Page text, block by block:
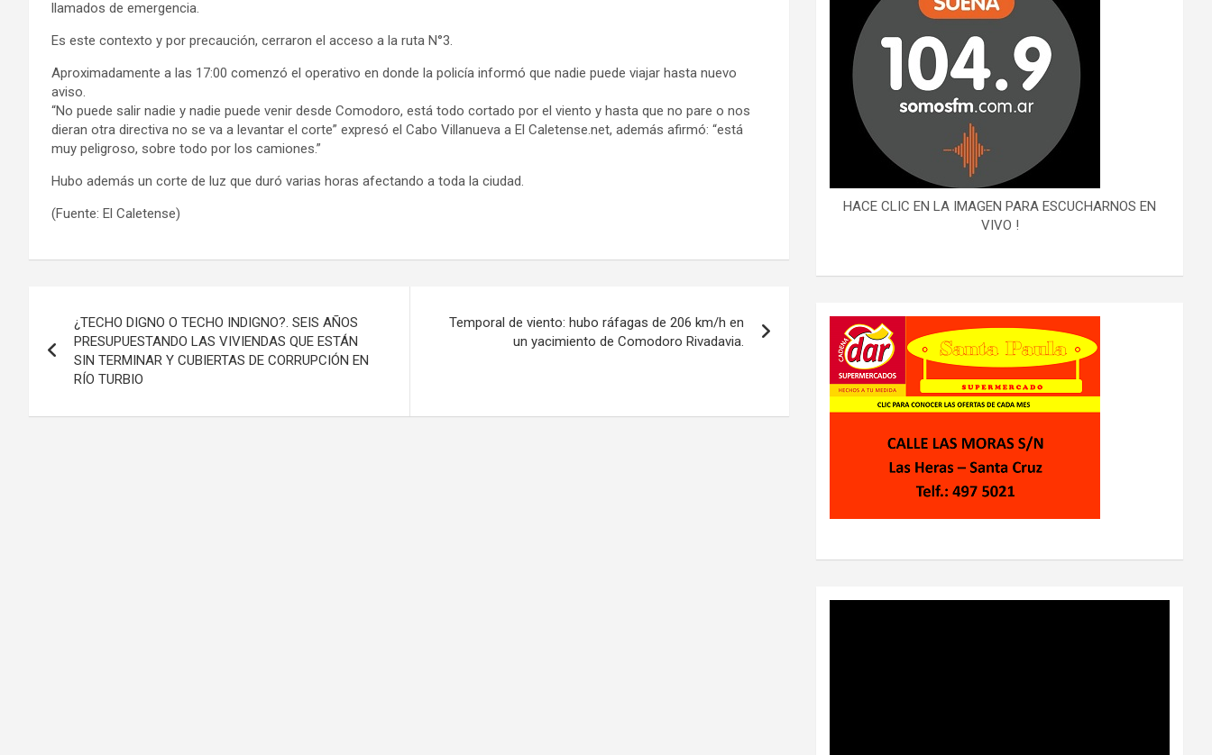
llamados de emergencia.
Es este contexto y por precaución, cerraron el acceso a la ruta N°3.
Aproximadamente a las 17:00 comenzó el operativo en donde la policía informó que nadie puede viajar hasta nuevo
aviso.
“No puede salir nadie y nadie puede venir desde Comodoro, está todo cortado por el viento y hasta que no pare o nos
dieran otra directiva no se va a levantar el corte” expresó el Cabo Villanueva a El Caletense.net, además afirmó: “está
muy peligroso, sobre todo por los camiones.”
Hubo además un corte de luz que duró varias horas afectando a toda la ciudad.
(Fuente: El Caletense)
de
entradas
¿TECHO DIGNO O TECHO INDIGNO?. SEIS AÑOS
PRESUPUESTANDO LAS VIVIENDAS QUE ESTÁN
SIN TERMINAR Y CUBIERTAS DE CORRUPCIÓN EN
RÍO TURBIO
Temporal de viento: hubo ráfagas de 206 km/h en
un yacimiento de Comodoro Rivadavia.
HACE CLIC EN LA IMAGEN PARA ESCUCHARNOS EN
VIVO !